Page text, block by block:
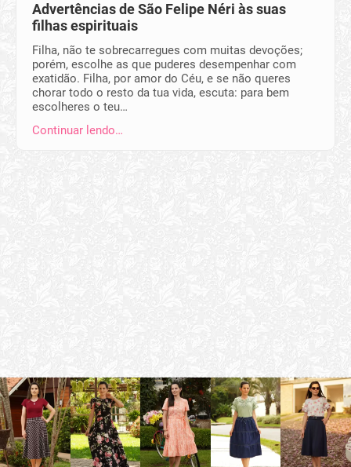
Advertências de São Felipe Néri às suas
filhas espirituais
Filha, não te sobrecarregues com muitas devoções;
porém, escolhe as que pu­deres desempe­nhar com
exatidão. Filha, por amor do Céu, e se não queres
chorar todo o resto da tua vida, escuta: para bem
escolheres o teu…
Continuar lendo…